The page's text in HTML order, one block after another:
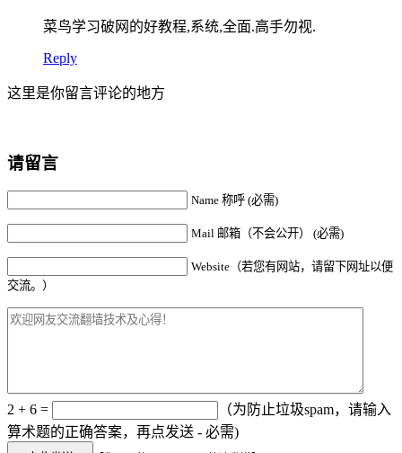
菜鸟学习破网的好教程,系统,全面.高手勿视.
Reply
这里是你留言评论的地方
请留言
Name 称呼 (必需)
Mail 邮箱（不会公开） (必需)
Website（若您有网站，请留下网址以便
交流。）
2 + 6 =
（为防止垃圾spam，请输入
算术题的正确答案，再点发送 - 必需)